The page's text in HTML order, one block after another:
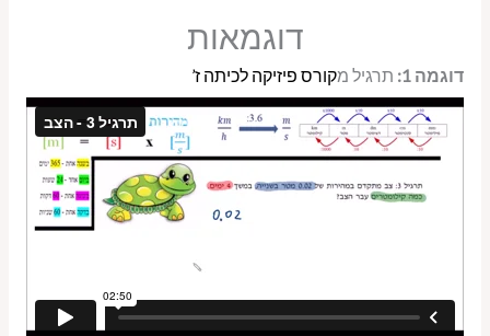
דוגמאות
דוגמה 1: תרגיל מקורס פיזיקה לכיתה ז’